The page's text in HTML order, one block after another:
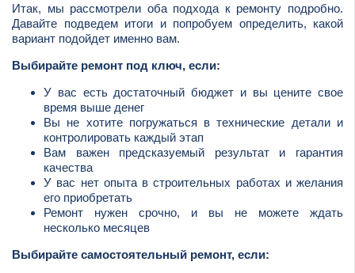
Итак, мы рассмотрели оба подхода к ремонту подробно.
Давайте подведем итоги и попробуем определить, какой
вариант подойдет именно вам.
Выбирайте ремонт под ключ, если:
У вас есть достаточный бюджет и вы цените свое
время выше денег
Вы не хотите погружаться в технические детали и
контролировать каждый этап
Вам важен предсказуемый результат и гарантия
качества
У вас нет опыта в строительных работах и желания
его приобретать
Ремонт нужен срочно, и вы не можете ждать
несколько месяцев
Выбирайте самостоятельный ремонт, если: